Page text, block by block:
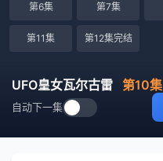
第6集 第7集
第11集 第12集完结
UFO皇女瓦尔古雷 第10集
自动下一集